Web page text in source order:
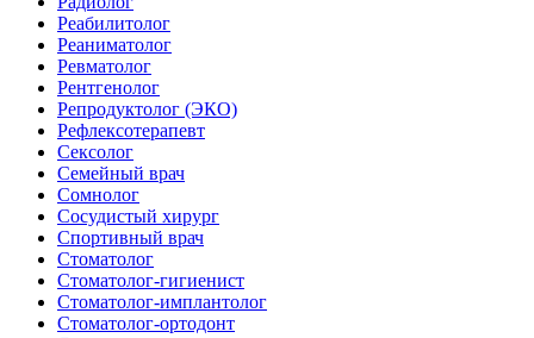
Реабилитолог
Реаниматолог
Ревматолог
Рентгенолог
Репродуктолог (ЭКО)
Рефлексотерапевт
Сексолог
Семейный врач
Сомнолог
Сосудистый хирург
Спортивный врач
Стоматолог
Стоматолог-гигиенист
Стоматолог-имплантолог
Стоматолог-ортодонт